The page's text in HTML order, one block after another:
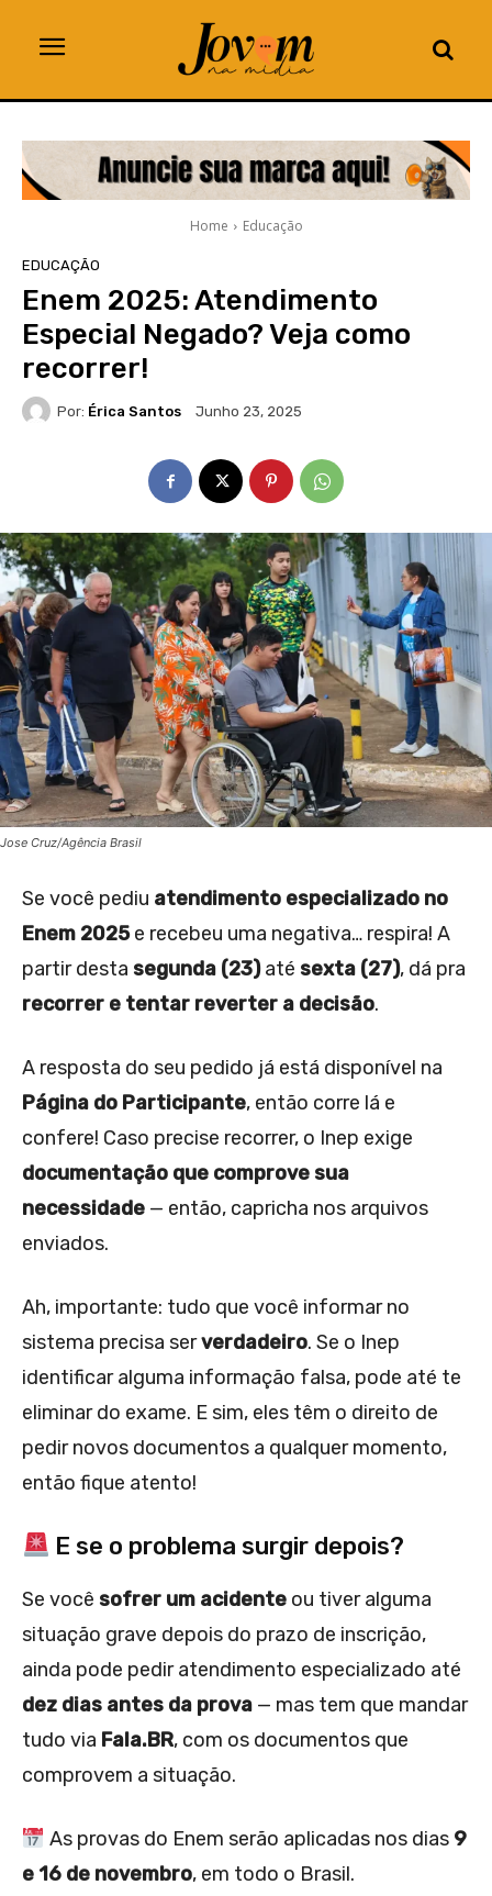
Home Educação
EDUCAÇÃO
Enem 2025: Atendimento
Especial Negado? Veja como
recorrer!
Por: Érica Santos Junho 23, 2025
Jose Cruz/Agência Brasil
Se você pediu atendimento especializado no
Enem 2025e recebeu uma negativa… respira! A
partir desta segunda (23)até sexta (27), dá pra
recorrer e tentar reverter a decisão.
A resposta do seu pedido já está disponível na
Página do Participante, então corre lá e
confere! Caso precise recorrer, o Inep exige
documentação que comprove sua
necessidade — então, capricha nos arquivos
enviados.
Ah, importante: tudo que você informar no
sistema precisa serverdadeiro. Se o Inep
identificar alguma informação falsa, pode até te
eliminar do exame. E sim, eles têm o direito de
pedir novos documentos a qualquer momento,
então fique atento!
E se o problema surgir depois?
Se você sofrer um acidente ou tiver alguma
situação grave depois do prazo de inscrição,
ainda pode pedir atendimento especializado até
dez dias antes da prova — mas tem que mandar
tudo via Fala.BR, com os documentos que
comprovem a situação.
As provas do Enem serão aplicadas nos dias 9
e 16 de novembro, em todo o Brasil.